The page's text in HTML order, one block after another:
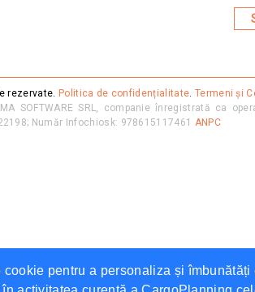
pentru a personaliza și
rezervate. Politica de confidențialitate. Termeni și
SOFTWARE SRL, companie înregistrată ca
Număr Infochiosk: 978615117461 ANPC